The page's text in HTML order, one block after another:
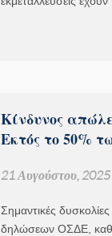
Κίνδυνος
Εκτός το 50%
21 Αυγούστου, 2025
Σημαντικές
δηλώσεων ΟΣΔΕ,